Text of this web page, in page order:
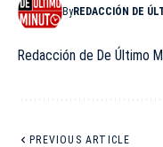
ByREDACCIÓN DE
Redacción de De Último
PREVIOUS ARTICLE